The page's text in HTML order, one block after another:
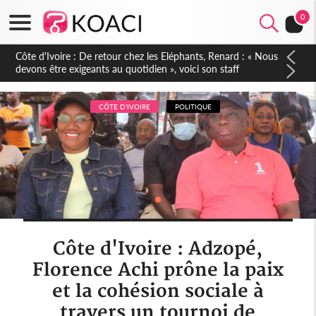
0
Côte d'Ivoire : 66e anniversaire de l'Indépendance, les Forces
de Défense et de Sécurité affichent leur puissance et
réaffirment leur engagement envers la Nation
CÔTE D'IVOIRE POLITIQUE
Côte d'Ivoire : Adzopé,
Florence Achi prône la paix
et la cohésion sociale à